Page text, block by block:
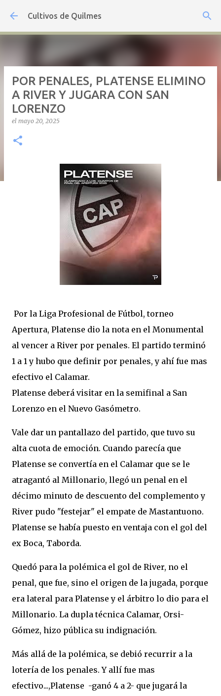
Ir al contenido principal
Cultivos de Quilmes
POR PENALES, PLATENSE ELIMINO
A RIVER Y JUGARA CON SAN
LORENZO
el mayo 20, 2025
Por la Liga Profesional de Fútbol, torneo
Apertura, Platense dio la nota en el Monumental
al vencer a River por penales. El partido terminó
1 a 1 y hubo que definir por penales, y ahí fue mas
efectivo el Calamar.
Platense deberá visitar en la semifinal a San
Lorenzo en el Nuevo Gasómetro.
Vale dar un pantallazo del partido, que tuvo su
alta cuota de emoción. Cuando parecía que
Platense se convertía en el Calamar que se le
atragantó al Millonario, llegó un penal en el
décimo minuto de descuento del complemento y
River pudo "festejar" el empate de Mastantuono.
Platense se había puesto en ventaja con el gol del
ex Boca, Taborda.
Quedó para la polémica el gol de River, no el
penal, que fue, sino el origen de la jugada, porque
era lateral para Platense y el árbitro lo dio para el
Millonario. La dupla técnica Calamar, Orsi-
Gómez, hizo pública su indignación.
Más allá de la polémica, se debió recurrir a la
lotería de los penales. Y allí fue mas
efectivo...,Platense -ganó 4 a 2- que jugará la